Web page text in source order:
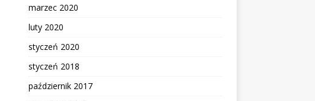
marzec 2020
luty 2020
styczeń 2020
styczeń 2018
październik 2017